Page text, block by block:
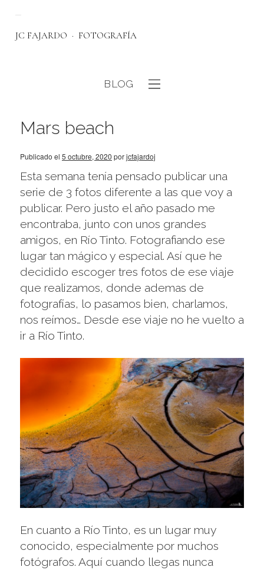
JC FAJARDO FOTOGRAFÍA
BLOG
Mars beach
Publicado el 5 octubre, 2020 porjcfajardoj
Esta semana tenía pensado publicar una
serie de 3 fotos diferente a las que voy a
publicar. Pero justo el año pasado me
encontraba, junto con unos grandes
amigos, en Río Tinto. Fotografiando ese
lugar tan mágico y especial. Así que he
decidido escoger tres fotos de ese viaje
que realizamos, donde ademas de
fotografías, lo pasamos bien, charlamos,
nos reímos… Desde ese viaje no he vuelto a
ir a Río Tinto.
En cuanto a Río Tinto, es un lugar muy
conocido, especialmente por muchos
fotógrafos. Aquí cuando llegas nunca